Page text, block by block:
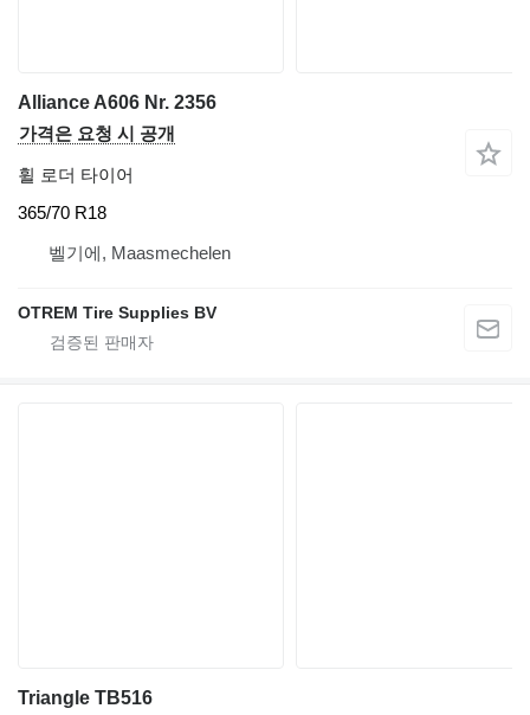
Alliance A606 Nr. 2356
가격은 요청 시 공개
휠 로더 타이어
365/70 R18
벨기에, Maasmechelen
OTREM Tire Supplies BV
Triangle TB516